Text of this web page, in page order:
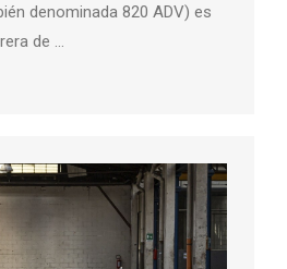
denominada 820 ADV) es
de …